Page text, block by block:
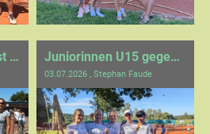
Hobby-Damen zu Gast beim TC Gärtringen Juniorinnen U15 gegen Weilimdorf
03.07.2026 , Stephan Faude